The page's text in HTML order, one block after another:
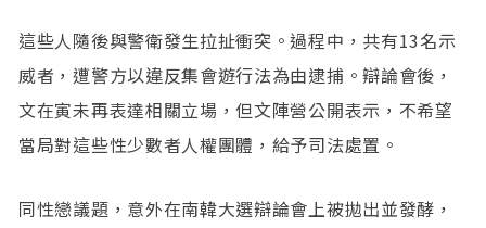
這些人隨後與警衛發生拉扯衝突。過程中，共有13名示
威者，遭警方以違反集會遊行法為由逮捕。辯論會後，
文在寅未再表達相關立場，但文陣營公開表示，不希望
當局對這些性少數者人權團體，給予司法處置。
同性戀議題，意外在南韓大選辯論會上被拋出並發酵，